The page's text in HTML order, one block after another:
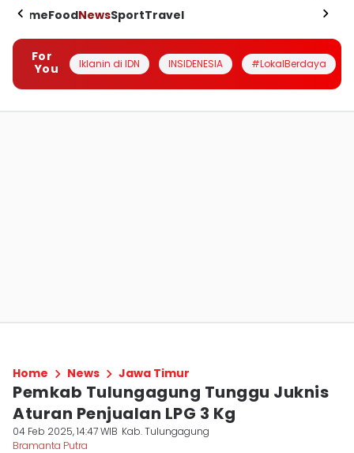
HomeFoodNewsSportTravel
For
You
Iklanin di IDN INSIDENESIA #LokalBerdaya
Home News Jawa Timur
Pemkab Tulungagung Tunggu Juknis
Aturan Penjualan LPG 3 Kg
04 Feb 2025, 14:47 WIB Kab. Tulungagung
Bramanta Putra